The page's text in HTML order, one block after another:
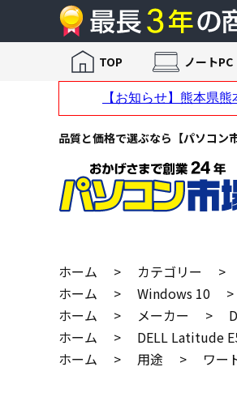
品質と価格で選ぶなら【パソコン
TOP ノートPC
ホーム > カテゴリー >
ホーム
> Windows 10 >
ホーム
> メーカー >
ホーム
>
DELL Latitude
ホーム
> 用途 > ワー